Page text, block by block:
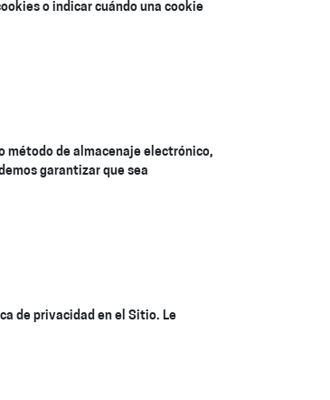
o indicar cuándo una cookie
método de almacenaje electrónico,
garantizar que sea
de privacidad en el Sitio. Le